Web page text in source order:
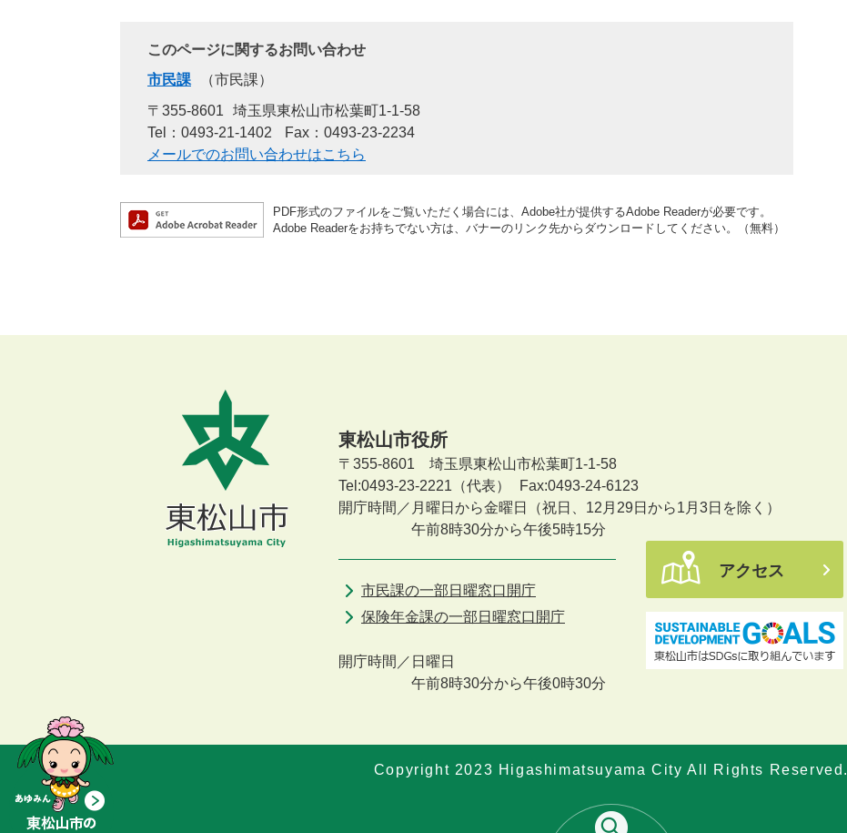
このページに関するお問い合わせ
市民課
市民課
〒355-8601
埼玉県東松山市松葉町1-1-58
Tel：0493-21-1402
Fax：0493-23-2234
メールでのお問い合わせはこちら
PDF形式のファイルをご覧いただく場合には、Adobe社が提供するAdobe Readerが必要です。
Adobe Readerをお持ちでない方は、バナーのリンク先からダウンロードしてください。（無料）
東松山市役所
〒355-8601 埼玉県東松山市松葉町1-1-58
Tel:0493-23-2221（代表）
Fax:0493-24-6123
開庁時間／月曜日から金曜日
（祝日、12月29日から1月3日を除く）
午前8時30分から午後5時15分
市民課の一部日曜窓口開庁
保険年金課の一部日曜窓口開庁
開庁時間／ 日曜日
午前8時30分から午後0時30分
アクセス
Copyright 2023 Higashimatsuyama City All Rights Reserved.